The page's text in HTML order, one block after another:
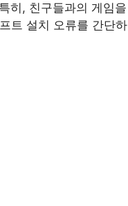
히, 친구들과의 게임을
트 설치 오류를 간단하